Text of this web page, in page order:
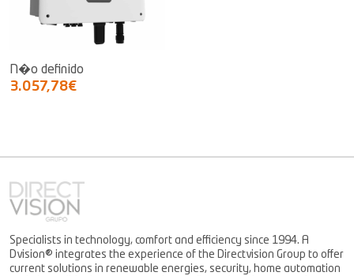
N�o definido
3.057,78€
Specialists in technology, comfort and efficiency since 1994. A
Dvision® integrates the experience of the Directvision Group to offer
current solutions in renewable energies, security, home automation